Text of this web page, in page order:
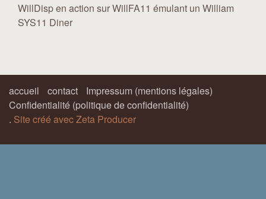
WillDisp en action sur WillFA11 émulant un William
SYS11 Diner
accueil contact
Impressum (mentions légales)
Confidentialité (politique de confidentialité)
. Site créé avec Zeta Producer